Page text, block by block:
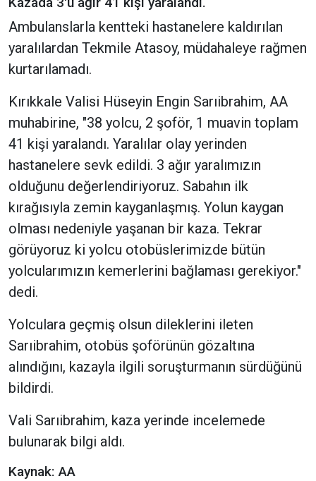
Ambulanslarla kentteki hastanelere kaldırılan
yaralılardan Tekmile Atasoy, müdahaleye rağmen
kurtarılamadı.
Kırıkkale Valisi Hüseyin Engin Sarıibrahim, AA
muhabirine, "38 yolcu, 2 şoför, 1 muavin toplam
41 kişi yaralandı. Yaralılar olay yerinden
hastanelere sevk edildi. 3 ağır yaralımızın
olduğunu değerlendiriyoruz. Sabahın ilk
kırağısıyla zemin kayganlaşmış. Yolun kaygan
olması nedeniyle yaşanan bir kaza. Tekrar
görüyoruz ki yolcu otobüslerimizde bütün
yolcularımızın kemerlerini bağlaması gerekiyor."
dedi.
Yolculara geçmiş olsun dileklerini ileten
Sarıibrahim, otobüs şoförünün gözaltına
alındığını, kazayla ilgili soruşturmanın sürdüğünü
bildirdi.
Vali Sarıibrahim, kaza yerinde incelemede
bulunarak bilgi aldı.
Kaynak: AA